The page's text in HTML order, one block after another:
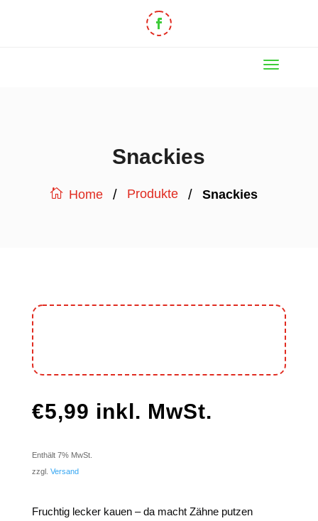
Snackies
Home / Produkte / Snackies
€5,99 inkl. MwSt.
Enthält 7% MwSt.
zzgl. Versand
Fruchtig lecker kauen – da macht Zähne putzen